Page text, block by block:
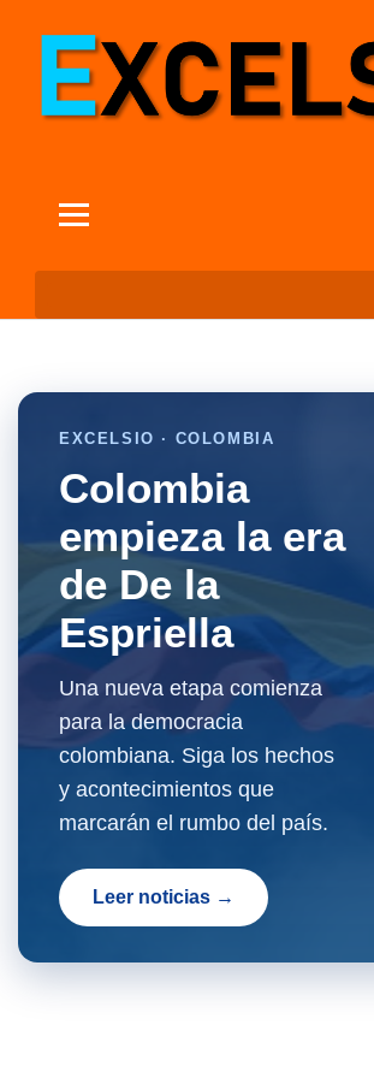
EXCELSIO · COLOMBIA
Colombia
empieza la era
de De la
Espriella
Una nueva etapa comienza
para la democracia
colombiana. Siga los hechos
y acontecimientos que
marcarán el rumbo del país.
Leer noticias →